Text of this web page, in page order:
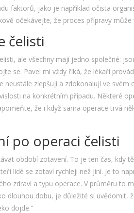
faktorů, jako je například očista
očekávejte, že proces přípravy
čelisti
ale všechny mají jedno společné:
se. Pavel mi vždy říká, že lékaři
neustále zlepšují a zdokonalují ve svém
na konkrétním případu. Některé
že i když sama operace trvá
po operaci čelisti
období zotavení. To je ten čas, kdy
lidé se zotaví rychleji než jiní. Je to
zdraví a typu operace. V průměru to
dlouhou dobu, je důležité si uvědomit,
dojde."